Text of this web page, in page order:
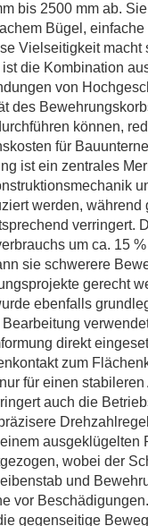
bis 2500 mm ab.
Bügel,
Vielseitigkeit
die Kombination
von
des
können,
für
ist ein zentrales
werden,
verringert.
um ca. 15
sie schwerere
gerecht
ebenfalls
direkt
zum
für einen
auch die
wobei der
und
vor
gegenseitige